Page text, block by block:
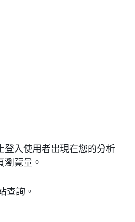
入使用者出現在您的分析
覽量。
查詢。